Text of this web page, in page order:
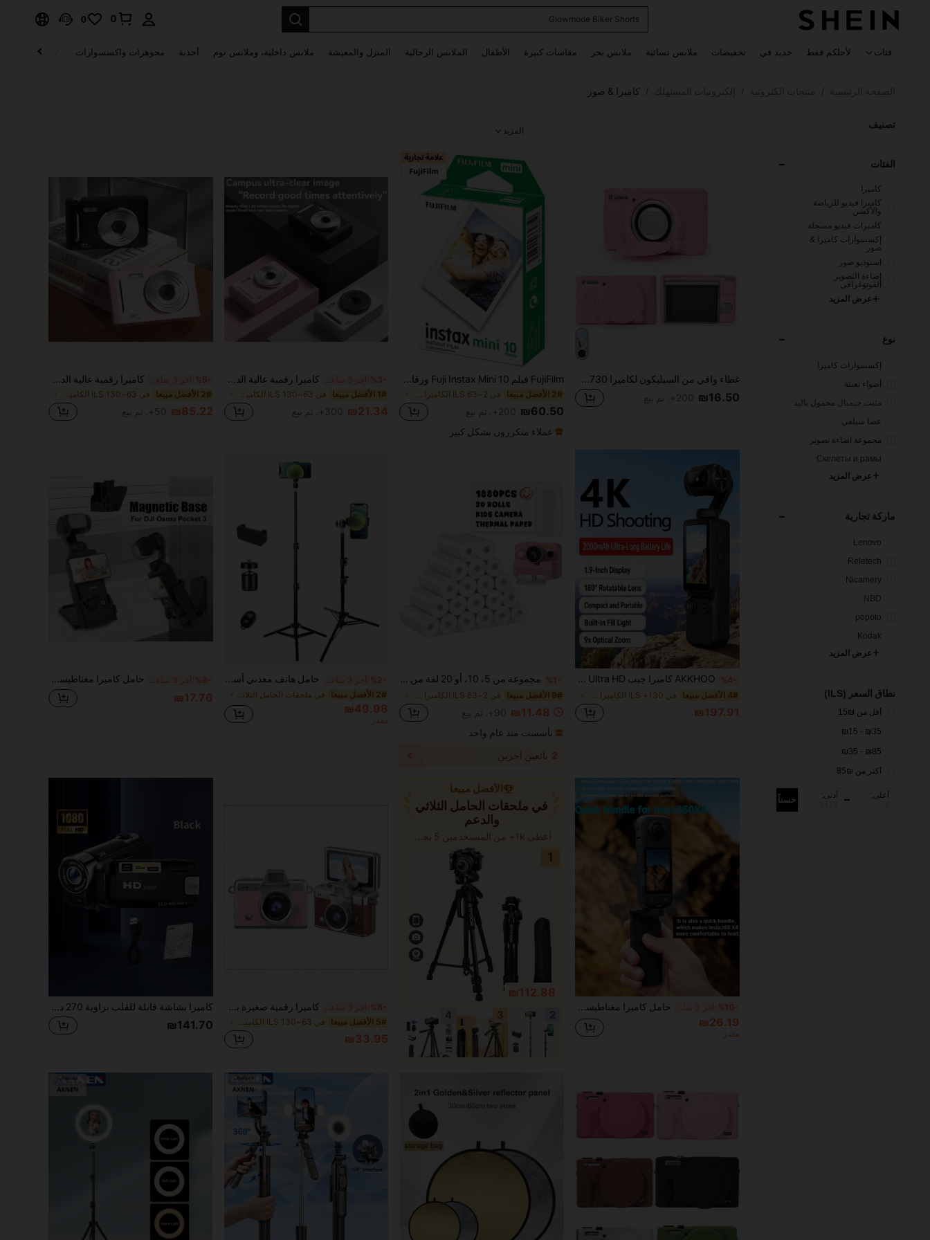
Glowmode Biker Shorts
0
0
فئات لأجلكم فقط جديد في تخفيضات ملابس نسائية ملابس بحر مقاسات كبيرة الأطفال الملابس الرجالية المنزل والمعيشة ملابس داخلية، وملابس نوم أحذية مجوهرات واكسسوارات الصحة & الجمال
/
/
/ كاميرا & صور
تصنيف
الفئات
كاميرا
كاميرا فيديو للرياضة
والأكشن
كاميرات فيديو مسجلة
إكسسوارات كاميرا &
صور
استوديو صور
إضاءة التصوير
الفوتوغرافي
عرض المزيد
نوع
إكسسوارات كاميرا
أضواء تعبئة
مثبت جيمبال محمول باليد
عصا سيلفي
مجموعة اضاءة تصوير
Скелеты и рамы
عرض المزيد
ماركة تجارية
Lenovo
Reletech
Nicamery
NBD
popoto
Kodak
عرض المزيد
نطاق السعر (ILS)
أقل من ₪15
₪35 - ₪15
₪85 - ₪35
أكثر من ₪85
أعلى: أدنى: حسناً
المزيد
₪16.50 200+. تم بيع 2# الأفضل مبيعا في 2~63 ILS الكاميرا والصور
₪60.50 200+. تم بيع
عملاء متكررون بشكل كبير
%3- آخر 3 ساعة أيام
1# الأفضل مبيعا في 63~130 ILS الكاميرا والصور
₪21.34 300+. تم بيع
%5- آخر 3 ساعة أيام
2# الأفضل مبيعا في 63~130 ILS الكاميرا والصور
₪85.22 50+. تم بيع
%4- AKKHOO كاميرا جيب 4K Ultra HD، عدسة دوارة 180 درجة، تركيز سريع مع فلاتر مدمجة، بطارية طويلة الأمد 2000mAh، شاشة 1.9 بوصة، كاميرا رقمية محمولة، أداة تسجيل السيلفي والفلوج للسفر، هدية للجنسين
4# الأفضل مبيعا
₪197.91
%1- مجموعة من 5، 10، أو 20 لفة من ورق الطباعة الفورية الأبيض لأغلب طابعات الصور الفورية. ورق طباعة صور عالي الدقة
9# الأفضل مبيعا
₪11.48 90+. تم بيع
تأسست منذ عام واحد
2 بائعين آخرين
%2- حامل هاتف معدني أسود محمول بطول 110 سم لوضعه على الأرض متوافق مع هواتف آيفون واندرويد، هدية عيد ميلاد، عائلة، أصدقاء، حامل هاتف، إكسسوارات هاتف
2# الأفضل مبيعا
₪49.98
مقدر
%8- حامل كاميرا مغناطيسي، مناسب ل- Osmo Pocket 3، قاعدة مغناطيسية قابلة للتركيب على الحائط
₪17.76
%10- آخر 3 ساعة أيام
₪26.19
مقدر
الأفضل مبيعا
في ملحقات الحامل الثلاثي
والدعم
₪112.88
%8- آخر 3 ساعة أيام
5# الأفضل مبيعا في 63~130 ILS الكاميرا والصور
₪33.95
₪141.70